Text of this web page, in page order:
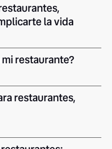
la vida
mi restaurante?
restaurantes,